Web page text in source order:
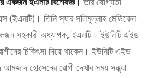
(ইএনটি)। তিনি স্যার সলিমুল্লাহ মেডিকেল
সহকারী অধ্যাপক, ইএনটি। ইউনিটি এইড
চিকিৎসা দিয়ে থাকেন। ইউনিটি এইড
আমজাদ হোসেনের রোগী দেখার সময় সন্ধ্যা